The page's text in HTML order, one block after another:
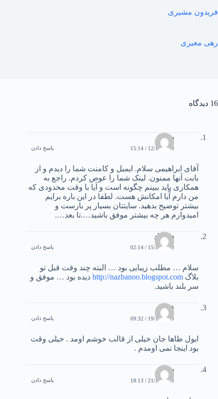
فریدون مشیری
رهی معیری
16 دیدگاه
سيما
12/10/2003 / 15:14 پاسخ دادن
آقای ابراهيمی سلام. ايميل و کامنت شما را ديدم و از
بابت آنها ممنون. لينک شما را عوض کردم. راجع به
همکاری بايد ببينم چگونه است و آيا با وقت محدودی که
من دارم آْيا امکانش هست. لطفا در اين باره برايم
بيشتر توضيح بدهيد. سايتتان بسيار پر بارست و
اميدوارم هر چه بيشتر موفق باشيد….تا بعد….
دی داد
15/10/2003 / 02:14 پاسخ دادن
سلام … مطلب زيبايی بود … البته چند وقت قبل تو
بلاگ http://nazbanoo.blogspot.com دیده بود … موفق و
سر بلند باشید.
فرهاد
19/10/2003 / 09:32 پاسخ دادن
ایول طاها جان خیلی از قالب خوشم اومد . خیلی وقت
بود اینجا نمی اومدم .
سحر
21/10/2003 / 18:13 پاسخ دادن